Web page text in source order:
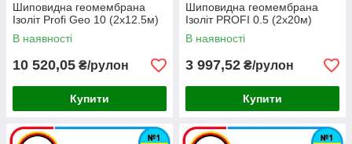
Шиповидна геомембрана
Ізоліт Profi Geo 10 (2х12.5м)
В наявності
10 520,05 ₴/рулон
Купити
Шиповидна геомембрана
Ізоліт PROFI 0.5 (2х20м)
В наявності
3 997,52 ₴/рулон
Купити